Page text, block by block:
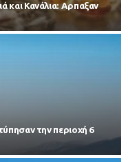
και Κανάλια: Αρπαξαν
την περιοχή 6